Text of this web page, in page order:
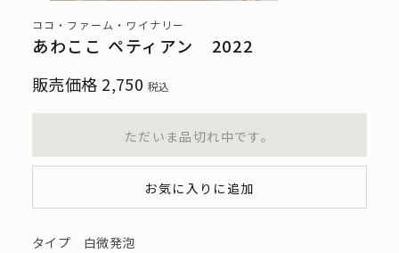
ココ・ファーム・ワイナリー
あわここ ペティアン 2022
販売価格 2,750 税込
ただいま品切れ中です。
お気に入りに追加
タイプ 白微発泡